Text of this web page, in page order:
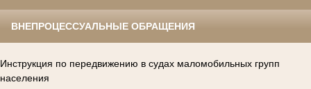
ВНЕПРОЦЕССУАЛЬНЫЕ ОБРАЩЕНИЯ
Инструкция по передвижению в судах маломобильных групп
населения